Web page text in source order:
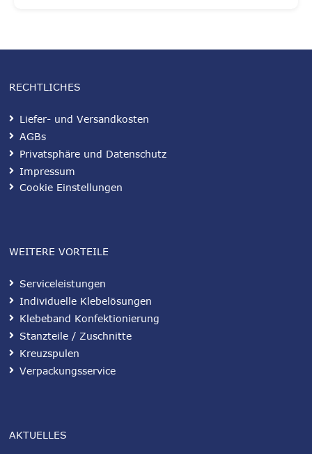
RECHTLICHES
Liefer- und Versandkosten
AGBs
Privatsphäre und Datenschutz
Impressum
Cookie Einstellungen
WEITERE VORTEILE
Serviceleistungen
Individuelle Klebelösungen
Klebeband Konfektionierung
Stanzteile / Zuschnitte
Kreuzspulen
Verpackungsservice
AKTUELLES